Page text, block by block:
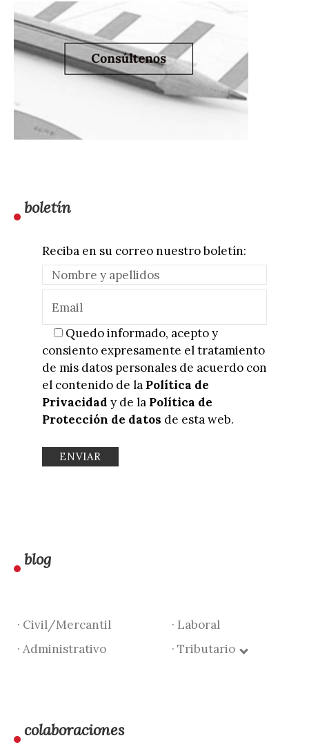
boletín
Reciba en su correo nuestro boletín:
Quedo informado, acepto y
consiento expresamente el tratamiento
de mis datos personales de acuerdo con
el contenido de la Política de
Privacidad y de la Política de
Protección de datos de esta web.
blog
· Civil/Mercantil
· Laboral
· Administrativo
· Tributario
colaboraciones